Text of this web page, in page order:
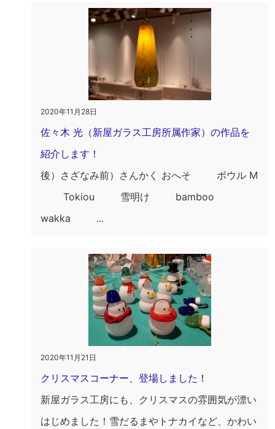
2020年11月28日
佐々木 光（新屋ガラス工房所属作家）の作品を
紹介します！
後）さざなみ前）さんかく おへそ ボウル M
Tokiou 雪明け bamboo
wakka ...
2020年11月21日
クリスマスコーナー、登場しました！
新屋ガラス工房にも、クリスマスの雰囲気が漂い
はじめました！雪だるまやトナカイなど、かわい